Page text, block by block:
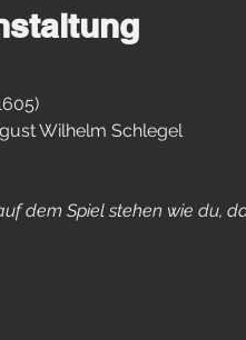
Wilhelm Schlegel
dem Spiel stehen wie du,